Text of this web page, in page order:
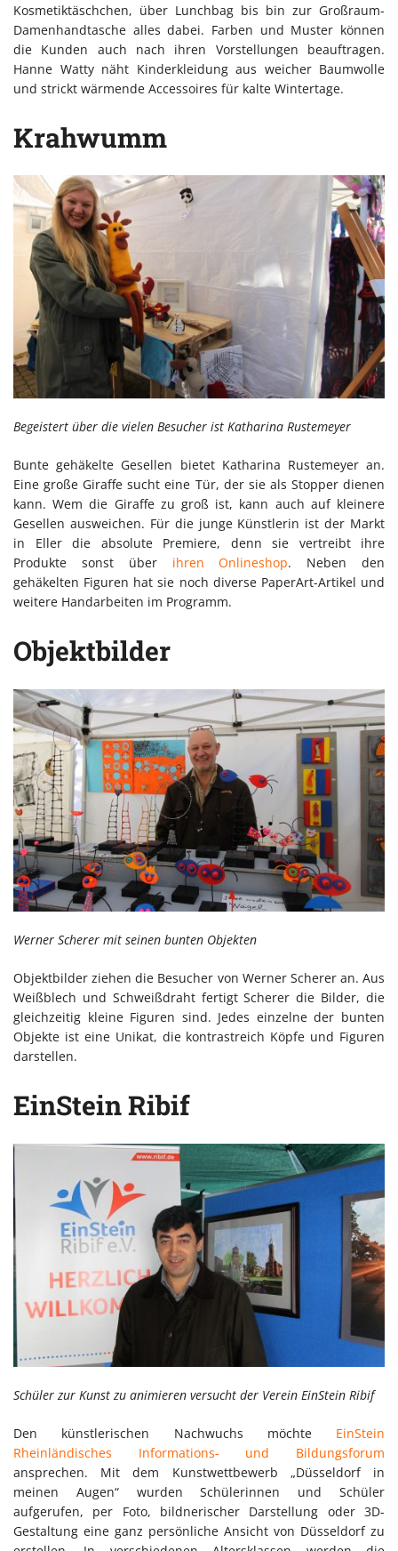
Kosmetiktäschchen, über Lunchbag bis bin zur Großraum-
Damenhandtasche alles dabei. Farben und Muster können
die Kunden auch nach ihren Vorstellungen beauftragen.
Hanne Watty näht Kinderkleidung aus weicher Baumwolle
und strickt wärmende Accessoires für kalte Wintertage.
Krahwumm
Begeistert über die vielen Besucher ist Katharina Rustemeyer
Bunte gehäkelte Gesellen bietet Katharina Rustemeyer an.
Eine große Giraffe sucht eine Tür, der sie als Stopper dienen
kann. Wem die Giraffe zu groß ist, kann auch auf kleinere
Gesellen ausweichen. Für die junge Künstlerin ist der Markt
in Eller die absolute Premiere, denn sie vertreibt ihre
Produkte sonst über ihren Onlineshop. Neben den
gehäkelten Figuren hat sie noch diverse PaperArt-Artikel und
weitere Handarbeiten im Programm.
Objektbilder
Werner Scherer mit seinen bunten Objekten
Objektbilder ziehen die Besucher von Werner Scherer an. Aus
Weißblech und Schweißdraht fertigt Scherer die Bilder, die
gleichzeitig kleine Figuren sind. Jedes einzelne der bunten
Objekte ist eine Unikat, die kontrastreich Köpfe und Figuren
darstellen.
EinStein Ribif
Schüler zur Kunst zu animieren versucht der Verein EinStein Ribif
Den künstlerischen Nachwuchs möchte EinStein
Rheinländisches Informations- und Bildungsforum
ansprechen. Mit dem Kunstwettbewerb „Düsseldorf in
meinen Augen“ wurden Schülerinnen und Schüler
aufgerufen, per Foto, bildnerischer Darstellung oder 3D-
Gestaltung eine ganz persönliche Ansicht von Düsseldorf zu